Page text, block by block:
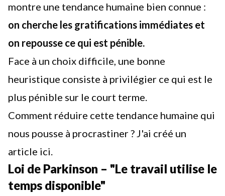
montre une tendance humaine bien connue :
on cherche les gratifications immédiates et
on repousse ce qui est pénible.
Face à un choix difficile, une bonne
heuristique consiste à privilégier ce qui est le
plus pénible sur le court terme.
Comment réduire cette tendance humaine qui
nous pousse à procrastiner ?J'ai créé un
article ici.
Loi de Parkinson – "Le travail utilise le
temps disponible"